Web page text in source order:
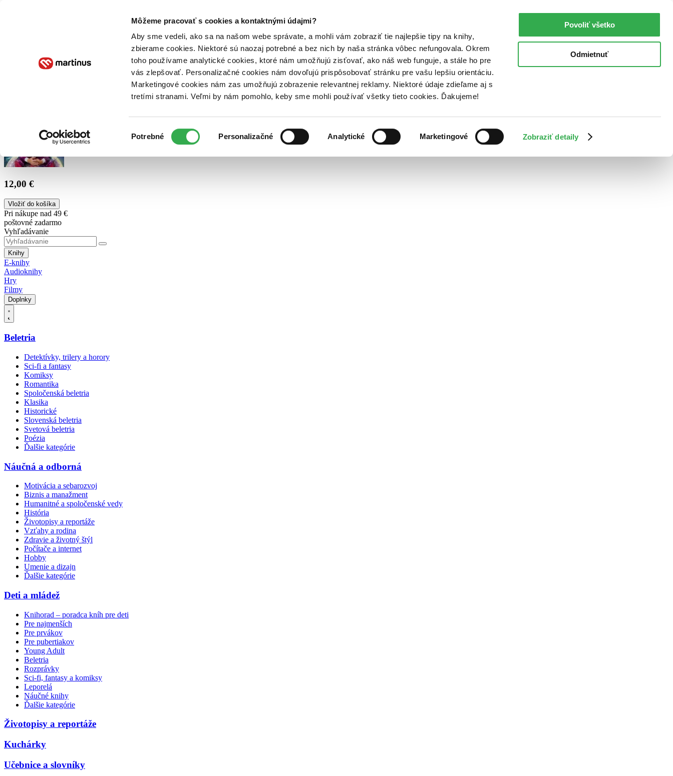
Môžeme pracovať s cookies a kontaktnými údajmi?
Aby sme vedeli, ako sa na našom webe správate, a mohli vám zobraziť tie najlepšie tipy na knihy,
zbierame cookies. Niektoré sú naozaj potrebné a bez nich by naša stránka vôbec nefungovala. Okrem
toho používame analytické cookies, ktoré nám umožňujú zisťovať, ako náš web funguje, a stále ho pre
vás zlepšovať. Personalizačné cookies nám dovoľujú prispôsobovať stránku pre vašu lepšiu orientáciu.
Marketingové cookies nám zas umožňujú zobrazenie relevantnej reklamy. Niektoré údaje zdieľame aj s
tretími stranami. Veľmi by nám pomohlo, keby sme mohli používať všetky tieto cookies. Ďakujeme!
súhlasu
Potrebné Personalizačné Analytické Marketingové Zobraziť detaily
Povoliť všetko
Odmietnuť
Poukážky Kontakt
12,00 €
Vložiť do košíka
Pri nákupe nad 49 €
poštovné zadarmo
Vyhľadávanie
Knihy
E-knihy
Audioknihy
Hry
Filmy
Doplnky
Beletria
Detektívky, trilery a horory
Sci-fi a fantasy
Komiksy
Romantika
Spoločenská beletria
Klasika
Historické
Slovenská beletria
Svetová beletria
Poézia
Ďalšie kategórie
Náučná a odborná
Motivácia a sebarozvoj
Biznis a manažment
Humanitné a spoločenské vedy
História
Životopisy a reportáže
Vzťahy a rodina
Zdravie a životný štýl
Počítače a internet
Hobby
Umenie a dizajn
Ďalšie kategórie
Deti a mládež
Knihorad – poradca kníh pre deti
Pre najmenších
Pre prvákov
Pre pubertiakov
Young Adult
Beletria
Rozprávky
Sci-fi, fantasy a komiksy
Leporelá
Náučné knihy
Ďalšie kategórie
Životopisy a reportáže
Kuchárky
Učebnice a slovníky